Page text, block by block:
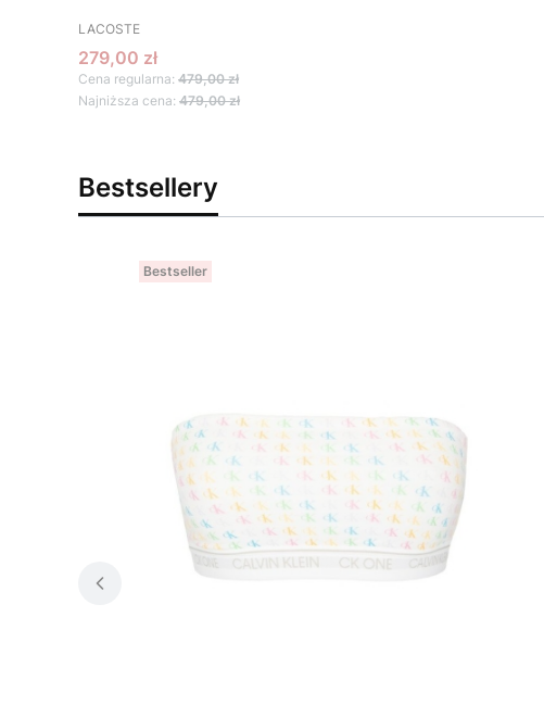
PRODUCENT
LACOSTE
Cena promocyjna
279,00 zł
Cena regularna: 479,00 zł
Najniższa cena: 479,00 zł
Bestsellery
Bestseller